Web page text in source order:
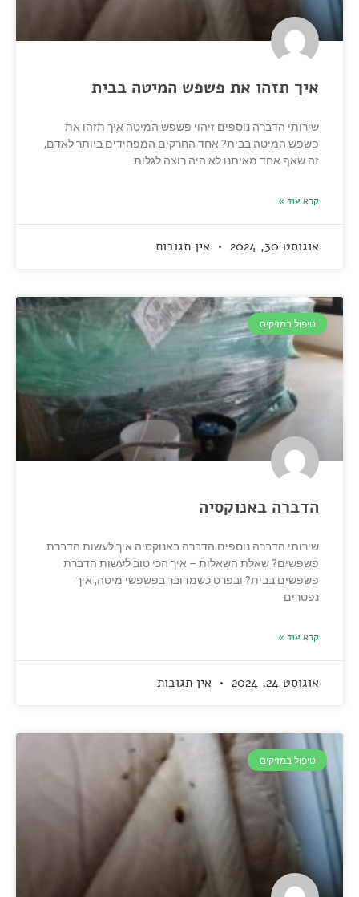
איך תזהו את פשפש המיטה בבית
שירותי הדברה נוספים זיהוי פשפש המיטה איך תזהו את
פשפש המיטה בבית? אחד החרקים המפחידים ביותר לאדם,
זה שאף אחד מאיתנו לא היה רוצה לגלות
קרא עוד »
אוגוסט 30, 2024 אין תגובות
טיפול במזיקים
הדברה באנוקסיה
שירותי הדברה נוספים הדברה באנוקסיה איך לעשות הדברת
פשפשים? שאלת השאלות – איך הכי טוב לעשות הדברת
פשפשים בבית? ובפרט כשמדובר בפשפשי מיטה, איך
נפטרים
קרא עוד »
אוגוסט 24, 2024 אין תגובות
טיפול במזיקים